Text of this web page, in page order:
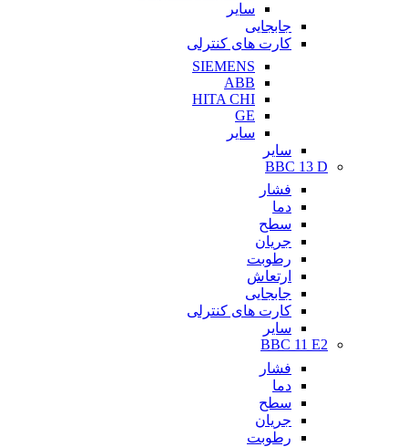
سایر
جابجایی
کارت های کنترلی
SIEMENS
ABB
HITA CHI
GE
سایر
سایر
BBC 13 D
فشار
دما
سطح
جریان
رطوبت
ارتعاش
جابجایی
کارت های کنترلی
سایر
BBC 11 E2
فشار
دما
سطح
جریان
رطوبت